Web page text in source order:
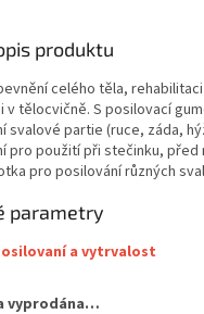
produktu
celého těla,
v tělocvičně. S posilovací
svalové partie (ruce, záda,
pro použití při stečinku, před
pro posilování různých
parametry
a vytrvalost
vyprodána…